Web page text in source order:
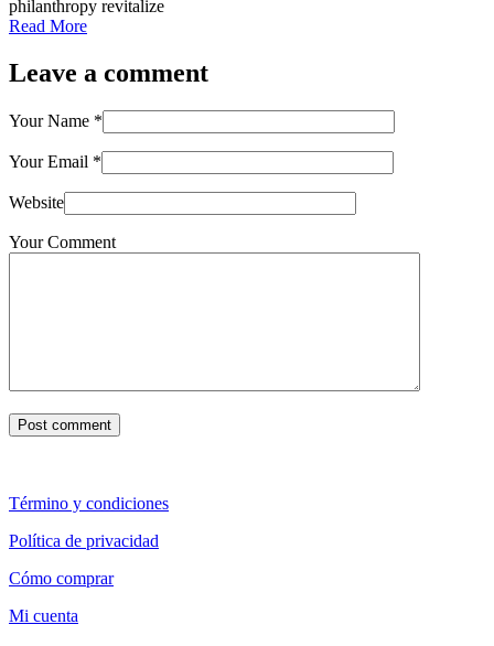
philanthropy revitalize
Read More
Leave a comment
Your Name *
Your Email *
Website
Your Comment
Post comment
Término y condiciones
Política de privacidad
Cómo comprar
Mi cuenta